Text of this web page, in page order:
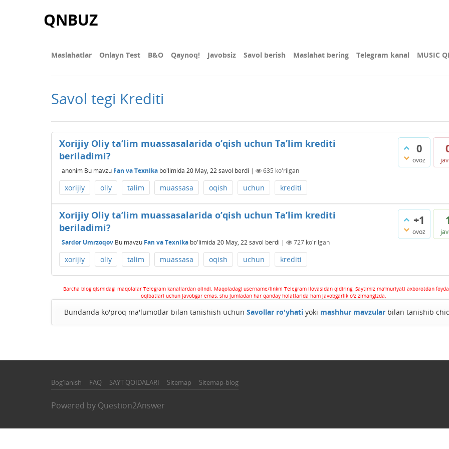
QNBUZ
Maslahatlar Onlayn Test В&О Qaynoq! Javobsiz Savol berish Maslahat bering Telegram kanal MUSIC
Savol tegi Krediti
0
ovoz
Xorijiy Oliy ta’lim muassasalarida o’qish uchun Ta’lim krediti
beriladimi?
anonim Bu mavzu Fan va Texnika bo'limida 20 May, 22savol berdi | 635 ko'rilgan
xorijiy oliy talim muassasa oqish uchun krediti
+1
ovoz
Xorijiy Oliy ta’lim muassasalarida o’qish uchun Ta’lim krediti
beriladimi?
Sardor Umrzoqov Bu mavzu Fan va Texnika bo'limida 20 May, 22savol berdi | 727 ko'rilgan
xorijiy oliy talim muassasa oqish uchun krediti
Barcha blog qismidagi maqolalar Telegram kanallardan olindi. Maqoladagi username/linkni Telegram ilovasidan qidiring. Saytimiz ma'muriyati axborotdan
oqibatlari uchun javobgar emas, shu jumladan har qanday holatlarida ham javobgarlik o'z zimangizda.
Bundanda ko'proq ma'lumotlar bilan tanishish uchun Savollar ro'yhatiyoki mashhur mavzularbilan tanishib
Bog'lanish FAQ SAYT QOIDALARI Sitemap Sitemap-blog
Powered by Question2Answer